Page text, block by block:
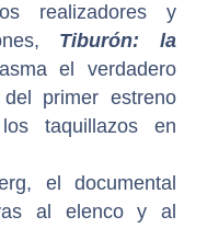
realizadores y
Tiburón: la
el verdadero
primer estreno
taquillazos en
el documental
al elenco y al